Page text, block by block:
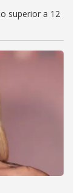
superior a 12